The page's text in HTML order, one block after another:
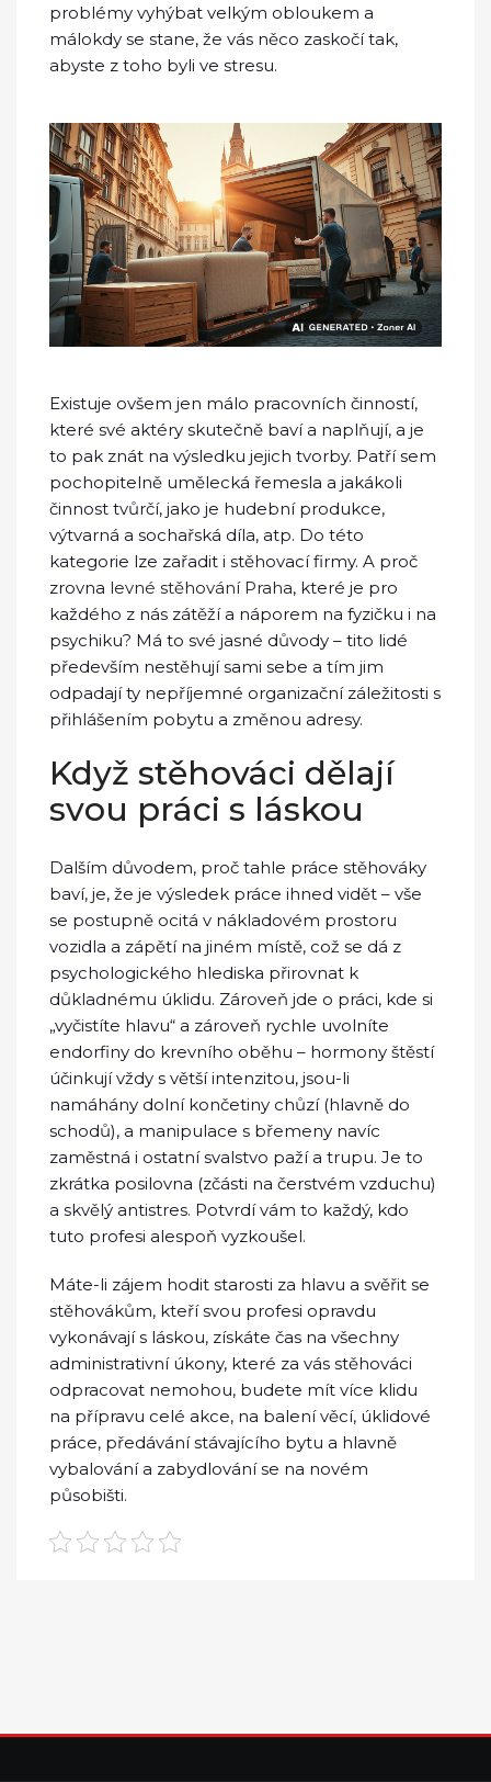
problémy vyhýbat velkým obloukem a
málokdy se stane, že vás něco zaskočí tak,
abyste z toho byli ve stresu.
Existuje ovšem jen málo pracovních činností,
které své aktéry skutečně baví a naplňují, a je
to pak znát na výsledku jejich tvorby. Patří sem
pochopitelně umělecká řemesla a jakákoli
činnost tvůrčí, jako je hudební produkce,
výtvarná a sochařská díla, atp. Do této
kategorie lze zařadit i stěhovací firmy. A proč
zrovna levné stěhování Praha, které je pro
každého z nás zátěží a náporem na fyzičku i na
psychiku? Má to své jasné důvody – tito lidé
především nestěhují sami sebe a tím jim
odpadají ty nepříjemné organizační záležitosti s
přihlášením pobytu a změnou adresy.
Když stěhováci dělají
svou práci s láskou
Dalším důvodem, proč tahle práce stěhováky
baví, je, že je výsledek práce ihned vidět – vše
se postupně ocitá v nákladovém prostoru
vozidla a zápětí na jiném místě, což se dá z
psychologického hlediska přirovnat k
důkladnému úklidu. Zároveň jde o práci, kde si
„vyčistíte hlavu“ a zároveň rychle uvolníte
endorfiny do krevního oběhu – hormony štěstí
účinkují vždy s větší intenzitou, jsou-li
namáhány dolní končetiny chůzí (hlavně do
schodů), a manipulace s břemeny navíc
zaměstná i ostatní svalstvo paží a trupu. Je to
zkrátka posilovna (zčásti na čerstvém vzduchu)
a skvělý antistres. Potvrdí vám to každý, kdo
tuto profesi alespoň vyzkoušel.
Máte-li zájem hodit starosti za hlavu a svěřit se
stěhovákům, kteří svou profesi opravdu
vykonávají s láskou, získáte čas na všechny
administrativní úkony, které za vás stěhováci
odpracovat nemohou, budete mít více klidu
na přípravu celé akce, na balení věcí, úklidové
práce, předávání stávajícího bytu a hlavně
vybalování a zabydlování se na novém
působišti.